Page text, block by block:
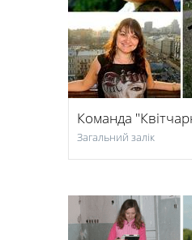
Команда
Загальний залік